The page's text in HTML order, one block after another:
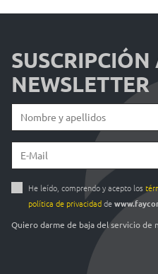
SUSCRIPCIÓN
NEWSLETTER
He leído, comprendo y acepto los
política de privacidadde
Quiero darme de baja del servicio de